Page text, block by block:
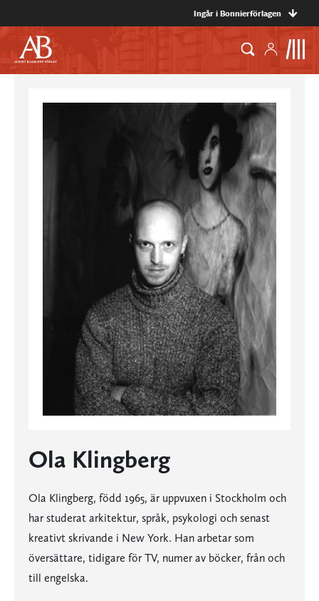
Ingår i Bonnierförlagen
Ola Klingberg
Ola Klingberg, född 1965, är uppvuxen i Stockholm och
har studerat arkitektur, språk, psykologi och senast
kreativt skrivande i New York. Han arbetar som
översättare, tidigare för TV, numer av böcker, från och
till engelska.